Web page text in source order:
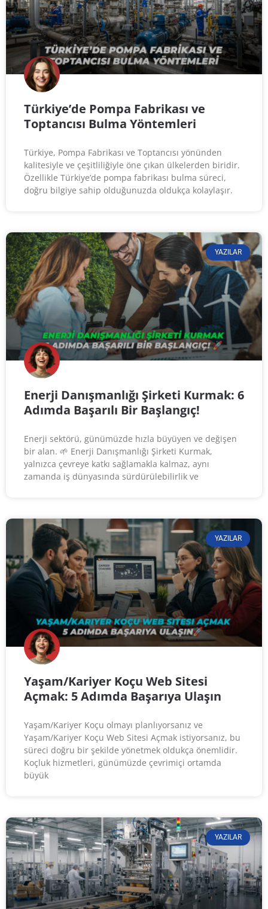
Türkiye’de Pompa Fabrikası ve
Toptancısı Bulma Yöntemleri
Türkiye, Pompa Fabrikası ve Toptancısı yönünden
kalitesiyle ve çeşitliliğiyle öne çıkan ülkelerden biridir.
Özellikle Türkiye’de pompa fabrikası bulma süreci,
doğru bilgiye sahip olduğunuzda oldukça kolaylaşır.
YAZILAR
Enerji Danışmanlığı Şirketi Kurmak: 6
Adımda Başarılı Bir Başlangıç!
Enerji sektörü, günümüzde hızla büyüyen ve değişen
bir alan. 🌱 Enerji Danışmanlığı Şirketi Kurmak,
yalnızca çevreye katkı sağlamakla kalmaz, aynı
zamanda iş dünyasında sürdürülebilirlik ve
YAZILAR
Yaşam/Kariyer Koçu Web Sitesi
Açmak: 5 Adımda Başarıya Ulaşın
Yaşam/Kariyer Koçu olmayı planlıyorsanız ve
Yaşam/Kariyer Koçu Web Sitesi Açmak istiyorsanız, bu
süreci doğru bir şekilde yönetmek oldukça önemlidir.
Koçluk hizmetleri, günümüzde çevrimiçi ortamda
büyük
YAZILAR